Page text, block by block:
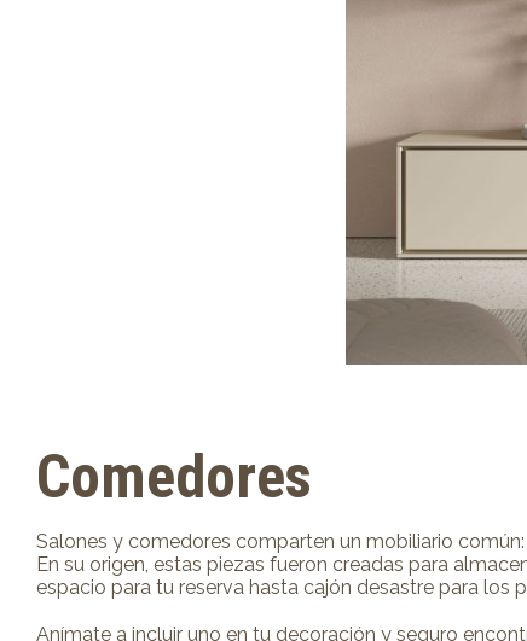
Comedores
Salones y comedores comparten un mobiliario
En su origen, estas piezas fueron creadas para
espacio para tu reserva hasta cajón desastre para los
Anímate a incluir uno en tu decoración y seguro